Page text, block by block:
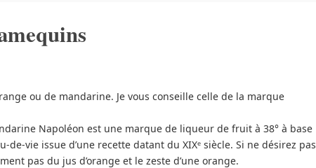
ou de mandarine. Je vous conseille celle de la marque
Napoléon est une marque de liqueur de fruit à 38° à base
de-vie issue d’une recette datant du XIXᵉ siècle. Si ne désirez pas
pas du jus d’orange et le zeste d’une orange.